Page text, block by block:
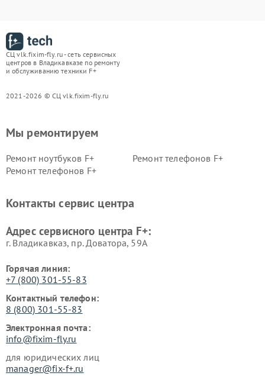
СЦ vlk.fixim-fly.ru - сеть сервисных
центров в Владикавказе по ремонту
и обслуживанию техники F+
2021-2026 © СЦ vlk.fixim-fly.ru
Мы ремонтируем
Ремонт ноутбуков F+
Ремонт телефонов F+
Ремонт телефонов F+
Контакты сервис центра
Адрес сервисного центра F+:
г. Владикавказ, пр. Доватора, 59А
Горячая линия:
+7 (800) 301-55-83
Контактный телефон:
8 (800) 301-55-83
Электронная почта:
info@fixim-fly.ru
для юридических лиц
manager@fix-f+.ru